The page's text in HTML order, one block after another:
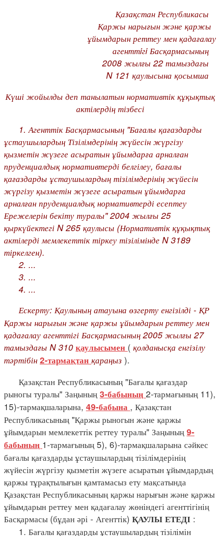
Қазақстан Республикасы
Қаржы нарығын және қаржы
ұйымдарын реттеу мен қадағалау
агенттiгi Басқармасының
2008 жылғы 22 тамыздағы
N 121 қаулысына қосымша
Күші жойылды деп танылатын нормативтік құқықтық
актілердің тізбесі
1. Агенттік Басқармасының "Бағалы қағаздарды
ұстаушылардың Тізілімдерінің жүйесін жүргізу
қызметін жүзеге асыратын ұйымдарға арналған
пруденциалдық нормативтерді белгілеу, бағалы
қағаздарды ұстаушылардың тізілімдерінің жүйесін
жүргізу қызметін жүзеге асыратын ұйымдарға
арналған пруденциалдық нормативтерді есептеу
Ережелерін бекіту туралы" 2004 жылғы 25
қыркүйектегі N 265 қаулысы (Нормативтік құқықтық
актілерді мемлекеттік тіркеу тізілімінде N 3189
тіркелген).
2. ...
3. ...
4. ...
Ескерту: Қаулының атауына өзгерту енгізілді - ҚР
Қаржы нарығын және қаржы ұйымдарын реттеу мен
қадағалау агенттігі Басқармасының 2005 жылғы 27
тамыздағы N 310 қаулысымен ( қолданысқа енгізілу
тәртібін 2-тармақтан қараңыз ).
Қазақстан Республикасының "Бағалы қағаздар
рыногы туралы" Заңының 3-бабының 2-тармағының 11),
15)-тармақшаларына, 49-бабына , Қазақстан
Республикасының "Қаржы рыногын және қаржы
ұйымдарын мемлекеттік реттеу туралы" Заңының 9-
бабының 1-тармағының 5), 6)-тармақшаларына сәйкес
бағалы қағаздарды ұстаушылардың тізілімдерінің
жүйесін жүргізу қызметін жүзеге асыратын ұйымдардың
қаржы тұрақтылығын қамтамасыз ету мақсатында
Қазақстан Республикасының қаржы нарығын және қаржы
ұйымдарын реттеу мен қадағалау жөніндегі агенттігінің
Басқармасы (бұдан әрі - Агенттік) ҚАУЛЫ ЕТЕДІ :
1. Бағалы қағаздарды ұстаушылардың тізілімін